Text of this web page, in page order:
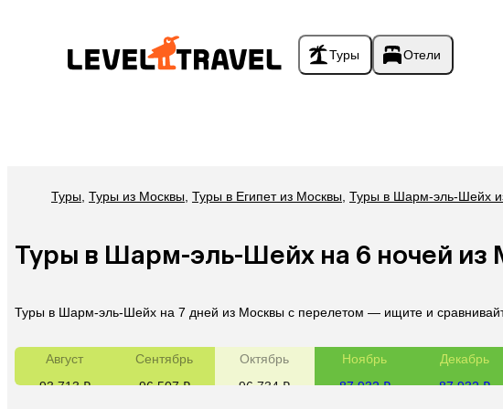
Туры Отели
Туры Туры из Москвы Туры в Египет из Москвы Туры в Шарм-эль-Шейх
Туры в Шарм-эль-Шейх на 6 ночей из
Туры в Шарм-эль-Шейх на 7 дней из Москвы с перелетом — ищите и
Август
93 713 ₽
Сентябрь
96 507 ₽
Октябрь
96 734 ₽
Ноябрь
87 932 ₽
Декабрь
87 932 ₽